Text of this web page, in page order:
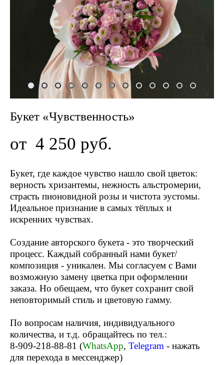
Букет «Чувственность»
от 4 250 pуб.
Букет, где каждое чувство нашло свой цветок:
верность хризантемы, нежность альстромерии,
страсть пионовидной розы и чистота эустомы.
Идеальное признание в самых тёплых и
искренних чувствах.
Создание авторского букета - это творческий
процесс. Каждый собранный нами букет/
композиция - уникален. Мы согласуем с Вами
возможную замену цветка при оформлении
заказа. Но обещаем, что букет сохранит свой
неповторимый стиль и цветовую гамму.
По вопросам наличия, индивидуального
количества, и т.д. обращайтесь по тел.:
8-909-218-88-81 (WhatsApp, Telegram - нажать
для перехода в мессенджер)